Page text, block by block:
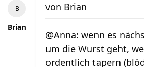
Brian
von Brian
@Anna: wenn es
um die Wurst geht,
ordentlich tapern